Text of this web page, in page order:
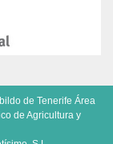
de Tenerife Área
de Agricultura y